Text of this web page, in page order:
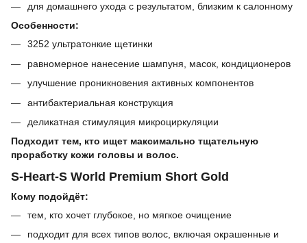
для домашнего ухода с результатом, близким к салонному
Особенности:
3252 ультратонкие щетинки
равномерное нанесение шампуня, масок, кондиционеров
улучшение проникновения активных компонентов
антибактериальная конструкция
деликатная стимуляция микроциркуляции
Подходит тем, кто ищет максимально тщательную
проработку кожи головы и волос.
S-Heart-S World Premium Short Gold
Кому подойдёт:
тем, кто хочет глубокое, но мягкое очищение
подходит для всех типов волос, включая окрашенные и